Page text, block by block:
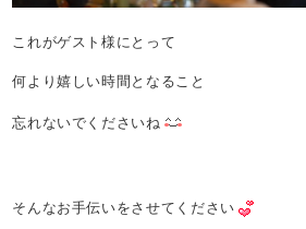
これがゲスト様にとって
何より嬉しい時間となること
忘れないでくださいね
そんなお手伝いをさせてください